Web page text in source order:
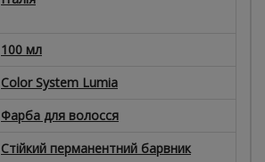
100 мл
Color System Lumia
Фарба для волосся
Стійкий перманентний барвник